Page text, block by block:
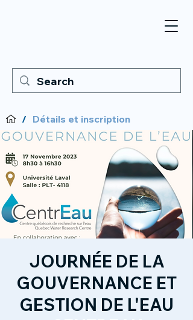
/ Détails et inscription
JOURNÉE DE LA
GOUVERNANCE ET
GESTION DE L'EAU